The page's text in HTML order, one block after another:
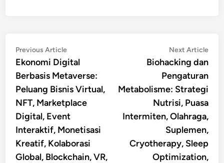
Post
navigation
Previous ArticlePrevious
article:
Ekonomi Digital
Berbasis Metaverse:
Peluang Bisnis Virtual,
NFT, Marketplace
Digital, Event
Interaktif, Monetisasi
Kreatif, Kolaborasi
Global, Blockchain, VR,
Next Article
Biohacking dan
Pengaturan
Metabolisme: Strategi
Nutrisi, Puasa
Intermiten, Olahraga,
Suplemen,
Cryotherapy, Sleep
Optimization,